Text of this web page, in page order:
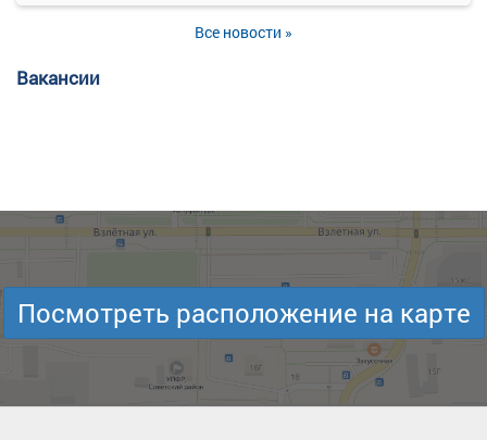
Все новости »
Вакансии
Посмотреть расположение на карте